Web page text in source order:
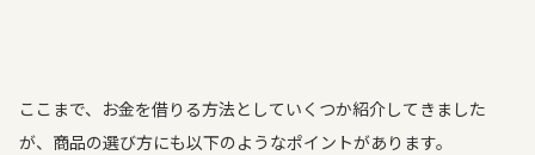
ここまで、お金を借りる方法としていくつか紹介してきました
が、商品の選び方にも以下のようなポイントがあります。